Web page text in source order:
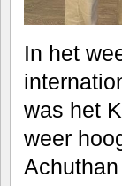
In het
was het
weer